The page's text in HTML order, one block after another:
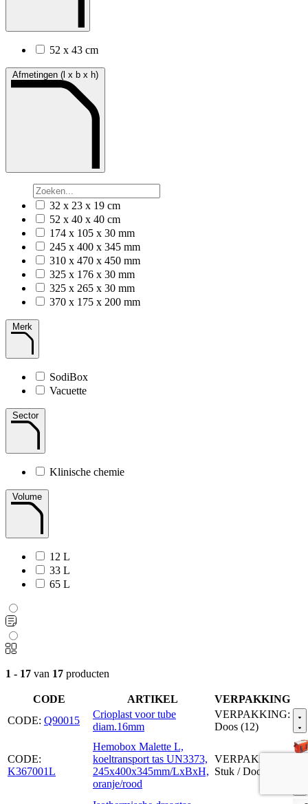
52 x 43 cm
Afmetingen (l x b x h)
32 x 23 x 19 cm
52 x 40 x 40 cm
174 x 105 x 30 mm
245 x 400 x 345 mm
310 x 470 x 450 mm
325 x 176 x 30 mm
325 x 265 x 30 mm
370 x 175 x 200 mm
Merk
SodiBox
Vacuette
Sector
Klinische chemie
Volume
12 L
33 L
65 L
1 - 17 van 17 producten
CODE ARTIKEL
VERPAKKING
CODE: Q90015
Crioplast voor tube
diam.16mm
VERPAKKING:
Doos (12)
CODE:
K367001L
Hemobox Malette L,
koeltransport tas UN3373,
245x400x345mm/LxBxH,
oranje/rood
VERPAKKING:
Stuk / Doos (2)